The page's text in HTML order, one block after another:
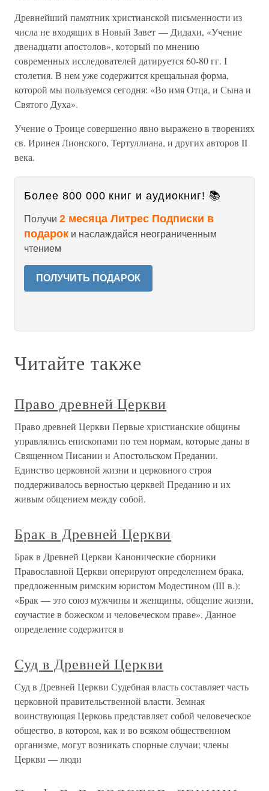
Древнейший памятник христианской письменности из
числа не входящих в Новый Завет — Дидахи, «Учение
двенадцати апостолов», который по мнению
современных исследователей датируется 60-80 гг. I
столетия. В нем уже содержится крещальная форма,
которой мы пользуемся сегодня: «Во имя Отца, и Сына и
Святого Духа».
Учение о Троице совершенно явно выражено в творениях
св. Иринея Лионского, Тертуллиана, и других авторов II
века.
Более 800 000 книг и аудиокниг! 📚
Получи 2 месяца Литрес Подписки в
подарок и наслаждайся неограниченным
чтением
ПОЛУЧИТЬ ПОДАРОК
Читайте также
Право древней Церкви
Право древней Церкви Первые христианские общины
управлялись епископами по тем нормам, которые даны в
Священном Писании и Апостольском Предании.
Единство церковной жизни и церковного строя
поддерживалось верностью церквей Преданию и их
живым общением между собой.
Брак в Древней Церкви
Брак в Древней Церкви Канонические сборники
Православной Церкви оперируют определением брака,
предложенным римским юристом Модестином (III в.):
«Брак — это союз мужчины и женщины, общение жизни,
соучастие в божеском и человеческом праве». Данное
определение содержится в
Суд в Древней Церкви
Суд в Древней Церкви Судебная власть составляет часть
церковной правительственной власти. Земная
воинствующая Церковь представляет собой человеческое
общество, в котором, как и во всяком общественном
организме, могут возникать спорные случаи; члены
Церкви — люди